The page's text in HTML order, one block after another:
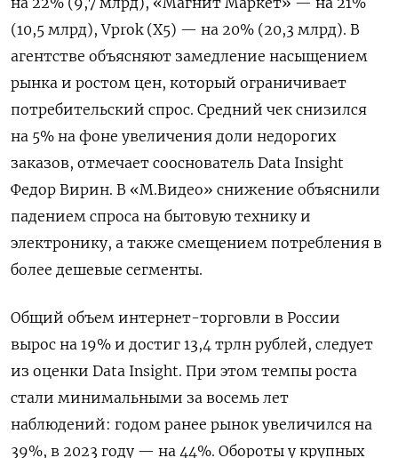
(10,5 млрд), Vprok (X5) — на 20% (20,3 млрд). В
агентстве объясняют замедление насыщением
рынка и ростом цен, который ограничивает
потребительский спрос. Средний чек снизился
на 5% на фоне увеличения доли недорогих
заказов, отмечает сооснователь Data Insight
Федор Вирин. В «М.Видео» снижение объяснили
падением спроса на бытовую технику и
электронику, а также смещением потребления в
более дешевые сегменты.
Общий объем интернет-торговли в России
вырос на 19% и достиг 13,4 трлн рублей, следует
из оценки Data Insight. При этом темпы роста
стали минимальными за восемь лет
наблюдений: годом ранее рынок увеличился на
39%, в 2023 году — на 44%. Обороты у крупных